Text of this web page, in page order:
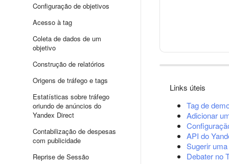
Configuração de objetivos
Acesso à tag
Coleta de dados de um
objetivo
Construção de relatórios
Origens de tráfego e tags
Estatísticas sobre tráfego
oriundo de anúncios do
Yandex Direct
Contabilização de despesas
com publicidade
Reprise de Sessão
Links úteis
Tag de
Adicionar
API do
Sugerir
Debater no